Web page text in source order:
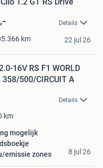
1.2 GT RS Drive
Details
km 22 jul 26
16V RS F1 WORLD
358/500/CIRCUIT A
Details
km
mogelijk
emissie zones
8 jul 26